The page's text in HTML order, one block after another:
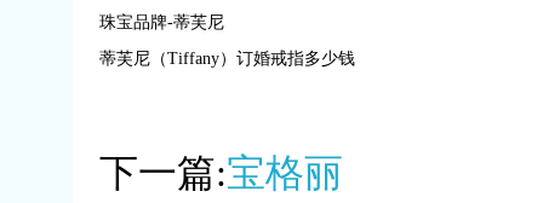
珠宝品牌-蒂芙尼
蒂芙尼（Tiffany）订婚戒指多少钱
下一篇:宝格丽